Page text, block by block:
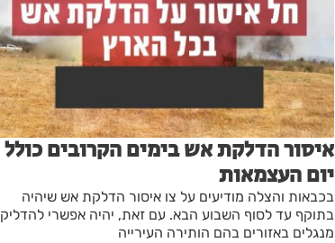
איסור הדלקת אש בימים הקרובים כולל
יום העצמאות
בכבאות והצלה מודיעים על צו איסור הדלקת אש שיהיה
בתוקף עד לסוף השבוע הבא. עם זאת, יהיה אפשרי להדליק
מנגלים באזורים בהם הותירה העירייה